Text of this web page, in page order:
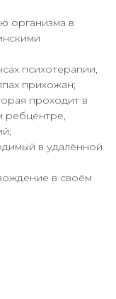
организма в
психотерапии,
прихожан;
проходит в
ребцентре,
в удалённой
в своём